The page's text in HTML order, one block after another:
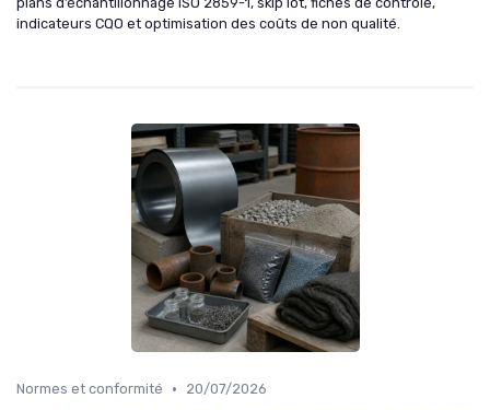
indicateurs CQO et optimisation des coûts de non qualité.
Normes et conformité • 20/07/2026